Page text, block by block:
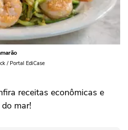
/ Portal EdiCase
receitas econômicas e
mar!